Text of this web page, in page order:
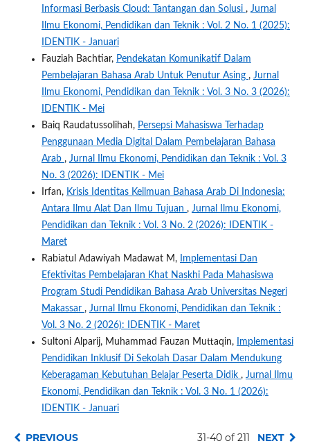
Informasi Berbasis Cloud: Tantangan dan Solusi , Jurnal
Ilmu Ekonomi, Pendidikan dan Teknik : Vol. 2 No. 1 (2025):
IDENTIK - Januari
Fauziah Bachtiar, Pendekatan Komunikatif Dalam
Pembelajaran Bahasa Arab Untuk Penutur Asing , Jurnal
Ilmu Ekonomi, Pendidikan dan Teknik : Vol. 3 No. 3 (2026):
IDENTIK - Mei
Baiq Raudatussolihah, Persepsi Mahasiswa Terhadap
Penggunaan Media Digital Dalam Pembelajaran Bahasa
Arab , Jurnal Ilmu Ekonomi, Pendidikan dan Teknik : Vol. 3
No. 3 (2026): IDENTIK - Mei
Irfan, Krisis Identitas Keilmuan Bahasa Arab Di Indonesia:
Antara Ilmu Alat Dan Ilmu Tujuan , Jurnal Ilmu Ekonomi,
Pendidikan dan Teknik : Vol. 3 No. 2 (2026): IDENTIK -
Maret
Rabiatul Adawiyah Madawat M,
Implementasi Dan
Efektivitas Pembelajaran Khat Naskhi Pada Mahasiswa
Program Studi Pendidikan Bahasa Arab Universitas Negeri
Makassar , Jurnal Ilmu Ekonomi, Pendidikan dan Teknik :
Vol. 3 No. 2 (2026): IDENTIK - Maret
Sultoni Alparij, Muhammad Fauzan Muttaqin,
Implementasi
Pendidikan Inklusif Di Sekolah Dasar Dalam Mendukung
Keberagaman Kebutuhan Belajar Peserta Didik , Jurnal Ilmu
Ekonomi, Pendidikan dan Teknik : Vol. 3 No. 1 (2026):
IDENTIK - Januari
PREVIOUS 31-40 of 211 NEXT